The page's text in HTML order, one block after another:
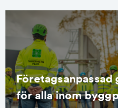
för alla inom